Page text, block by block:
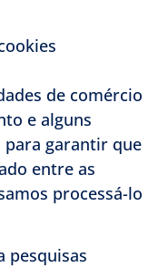
de comércio
e alguns
para garantir que
entre as
processá-lo
pesquisas